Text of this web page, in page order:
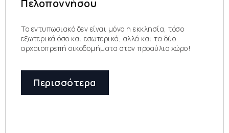
Πελοποννήσου
Το εντυπωσιακό δεν είναι μόνο η εκκλησία, τόσο
εξωτερικά όσο και εσωτερικά, αλλά και τα δύο
αρχαιοπρεπή οικοδομήματα στον προαύλιο χώρο!
Περισσότερα